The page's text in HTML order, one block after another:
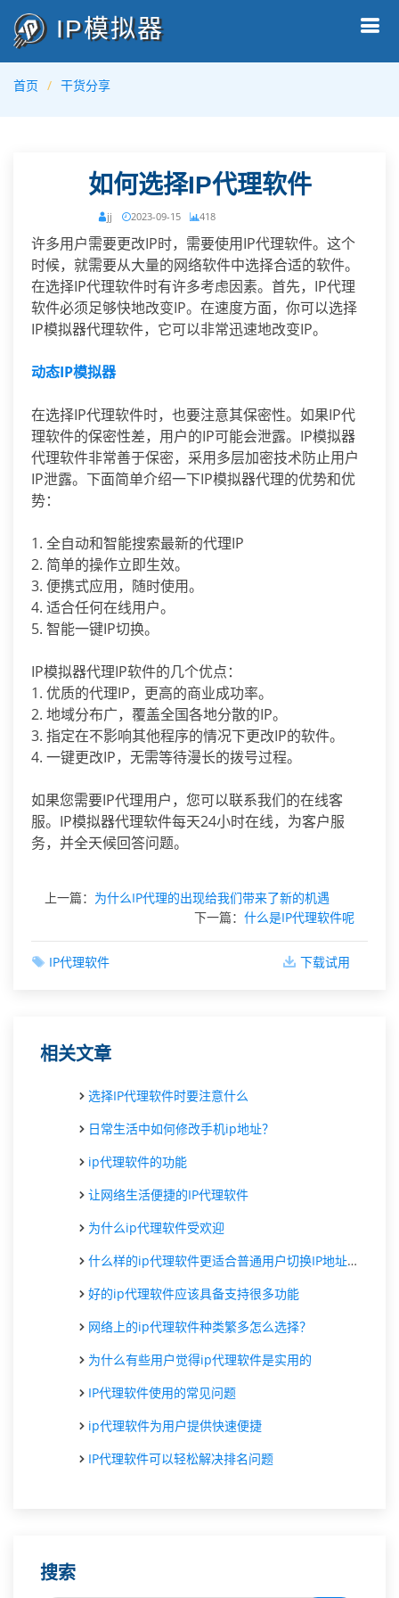
IP模拟器
首页 干货分享
如何选择IP代理软件
jj 2023-09-15 418
许多用户需要更改IP时，需要使用IP代理软件。这个
时候，就需要从大量的网络软件中选择合适的软件。
在选择IP代理软件时有许多考虑因素。首先，IP代理
软件必须足够快地改变IP。在速度方面，你可以选择
IP模拟器代理软件，它可以非常迅速地改变IP。
动态IP模拟器
在选择IP代理软件时，也要注意其保密性。如果IP代
理软件的保密性差，用户的IP可能会泄露。IP模拟器
代理软件非常善于保密，采用多层加密技术防止用户
IP泄露。下面简单介绍一下IP模拟器代理的优势和优
势：
1. 全自动和智能搜索最新的代理IP
2. 简单的操作立即生效。
3. 便携式应用，随时使用。
4. 适合任何在线用户。
5. 智能一键IP切换。
IP模拟器代理IP软件的几个优点：
1. 优质的代理IP，更高的商业成功率。
2. 地域分布广，覆盖全国各地分散的IP。
3. 指定在不影响其他程序的情况下更改IP的软件。
4. 一键更改IP，无需等待漫长的拨号过程。
如果您需要IP代理用户，您可以联系我们的在线客
服。IP模拟器代理软件每天24小时在线，为客户服
务，并全天候回答问题。
上一篇： 为什么IP代理的出现给我们带来了新的机遇
下一篇： 什么是IP代理软件呢
IP代理软件 下载试用
相关文章
选择IP代理软件时要注意什么
日常生活中如何修改手机ip地址？
ip代理软件的功能
让网络生活便捷的IP代理软件
为什么ip代理软件受欢迎
什么样的ip代理软件更适合普通用户切换IP地址使用？
好的ip代理软件应该具备支持很多功能
网络上的ip代理软件种类繁多怎么选择？
为什么有些用户觉得ip代理软件是实用的
IP代理软件使用的常见问题
ip代理软件为用户提供快速便捷
IP代理软件可以轻松解决排名问题
搜索